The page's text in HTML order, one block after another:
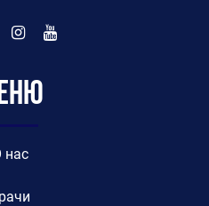
нас